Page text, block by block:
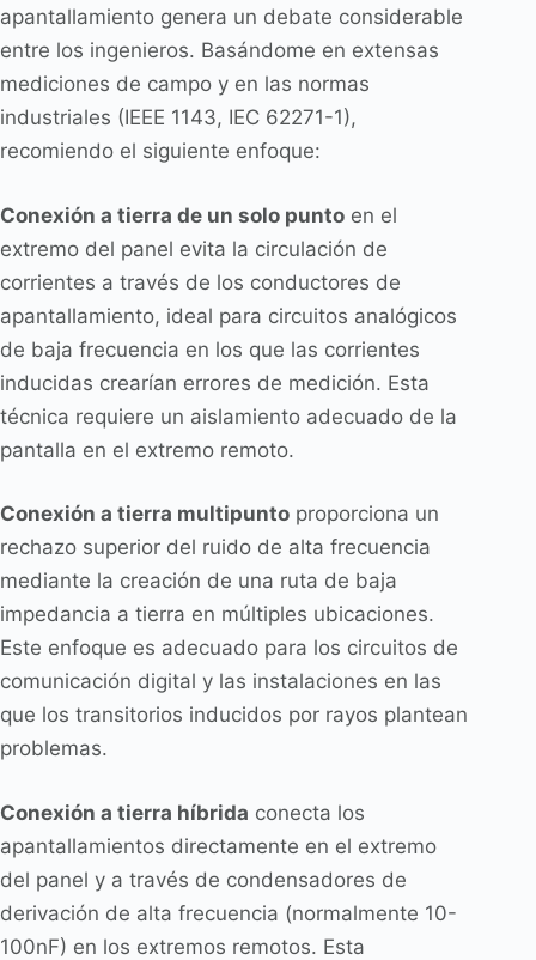
apantallamiento genera un debate considerable
entre los ingenieros. Basándome en extensas
mediciones de campo y en las normas
industriales (IEEE 1143, IEC 62271-1),
recomiendo el siguiente enfoque:
Conexión a tierra de un solo punto en el
extremo del panel evita la circulación de
corrientes a través de los conductores de
apantallamiento, ideal para circuitos analógicos
de baja frecuencia en los que las corrientes
inducidas crearían errores de medición. Esta
técnica requiere un aislamiento adecuado de la
pantalla en el extremo remoto.
Conexión a tierra multipunto proporciona un
rechazo superior del ruido de alta frecuencia
mediante la creación de una ruta de baja
impedancia a tierra en múltiples ubicaciones.
Este enfoque es adecuado para los circuitos de
comunicación digital y las instalaciones en las
que los transitorios inducidos por rayos plantean
problemas.
Conexión a tierra híbrida conecta los
apantallamientos directamente en el extremo
del panel y a través de condensadores de
derivación de alta frecuencia (normalmente 10-
100nF) en los extremos remotos. Esta